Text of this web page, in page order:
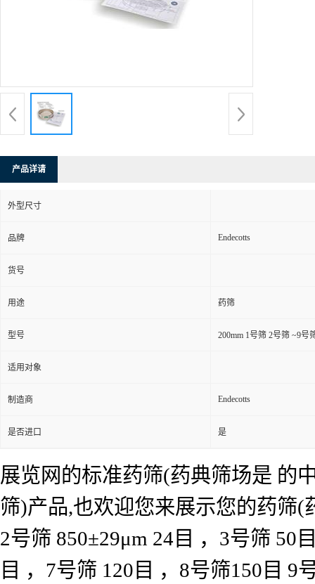
产品详请
外型尺寸
品牌 Endecotts
货号
用途 药筛
型号 200mm 1号筛 2号筛 ~9号
适用对象
制造商 Endecotts
是否进口 是
展览网的标准药筛(药典筛场是 的
筛)产品,也欢迎您来展示您的药筛
2号筛 850±29μm 24目 ，3号筛 50
目 ，7号筛 120目 ，8号筛150目 9